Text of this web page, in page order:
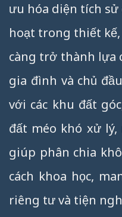
ưu hóa diện tích
hoạt trong thiết
càng trở thành lựa
gia đình và chủ
với các khu đất
đất méo khó xử
giúp phân chia
cách khoa học,
riêng tư và tiện